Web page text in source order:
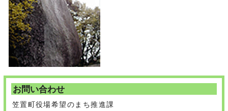
お問い合わせ
笠置町役場希望のまち推進課